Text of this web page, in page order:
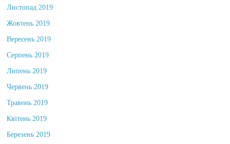
Листопад 2019
Жовтень 2019
Вересень 2019
Серпень 2019
Липень 2019
Червень 2019
Травень 2019
Квітень 2019
Березень 2019